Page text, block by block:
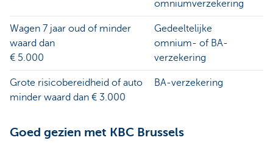
omniumverzekering
Wagen 7 jaar oud of minder
waard dan
€ 5.000
Gedeeltelijke
omnium- of BA-
verzekering
Grote risicobereidheid of auto
minder waard dan € 3.000
BA-verzekering
Goed gezien met KBC Brussels